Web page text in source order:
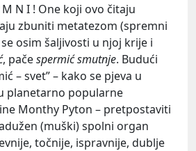
M N I ! One koji ovo čitaju
zbuniti metatezom (spremni
osim šaljivosti u njoj krije i
, pačespermić smutnje. Budući
– svet” – kako se pjeva u
planetarno popularne
Monthy Pyton – pretpostaviti
(muški) spolni organ
točnije, ispravnije, dublje